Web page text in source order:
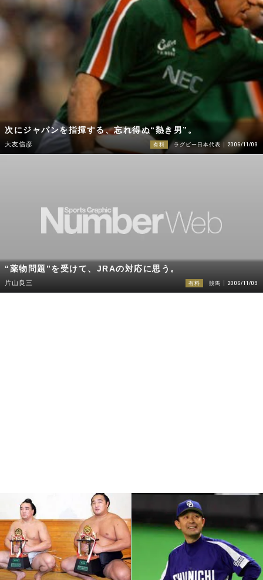
次にジャパンを指揮する、忘れ得ぬ“熱き男”。
大友信彦 有料 ラグビー日本代表 2006/11/09
“薬物問題”を受けて、JRAの対応に思う。
片山良三 有料 競馬 2006/11/09